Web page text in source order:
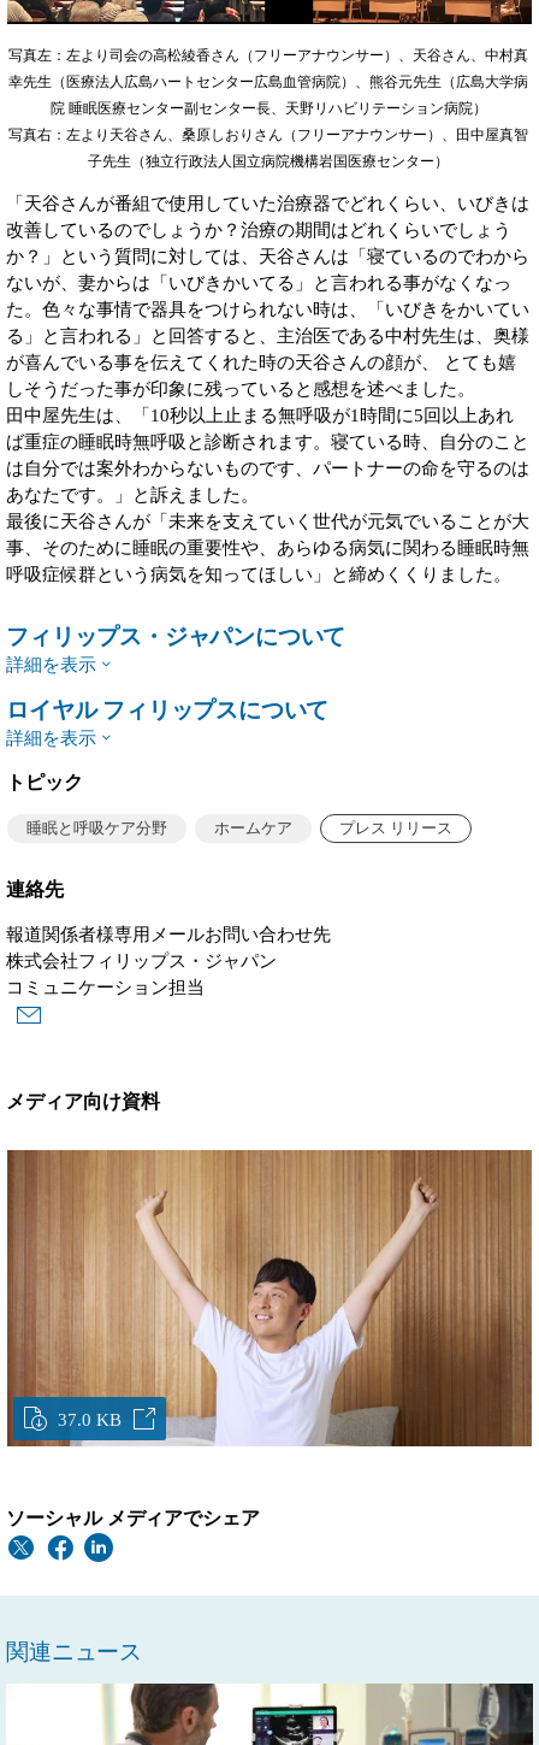
写真左：左より司会の高松綾香さん（フリーアナウンサー）、天谷さん、中村真
幸先生（医療法人広島ハートセンター広島血管病院）、熊谷元先生（広島大学病
院 睡眠医療センター副センター長、天野リハビリテーション病院）
写真右：左より天谷さん、桑原しおりさん（フリーアナウンサー）、田中屋真智
子先生（独立行政法人国立病院機構岩国医療センター）
「天谷さんが番組で使用していた治療器でどれくらい、いびきは
改善しているのでしょうか？治療の期間はどれくらいでしょう
か？」という質問に対しては、天谷さんは「寝ているのでわから
ないが、妻からは「いびきかいてる」と言われる事がなくなっ
た。色々な事情で器具をつけられない時は、「いびきをかいてい
る」と言われる」と回答すると、主治医である中村先生は、奥様
が喜んでいる事を伝えてくれた時の天谷さんの顔が、 とても嬉
しそうだった事が印象に残っていると感想を述べました。
田中屋先生は、「10秒以上止まる無呼吸が1時間に5回以上あれ
ば重症の睡眠時無呼吸と診断されます。寝ている時、自分のこと
は自分では案外わからないものです、パートナーの命を守るのは
あなたです。」と訴えました。
最後に天谷さんが「未来を支えていく世代が元気でいることが大
事、そのために睡眠の重要性や、あらゆる病気に関わる睡眠時無
呼吸症候群という病気を知ってほしい」と締めくくりました。
フィリップス・ジャパンについて
詳細を表示
ロイヤル フィリップスについて
詳細を表示
トピック
睡眠と呼吸ケア分野 ホームケア プレス リリース
連絡先
報道関係者様専用メールお問い合わせ先
株式会社フィリップス・ジャパン
コミュニケーション担当
メディア向け資料
37.0 KB
ソーシャル メディアでシェア
関連ニュース